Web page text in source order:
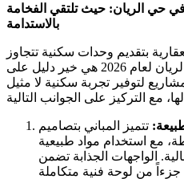
في حي الريان: حيث تلتقي الفخامة
بالاستدامة
بتقديم وحدات سكنية تتجاوز
التوقعات، ومشاريعنا في حي الريان لعام 2026 هي خير دليل على
لتوفير تجربة سكنية لا مثيل
تتميز المباني بتصاميم
مع استخدام مواد طبيعية
الواجهات الجذابة تضمن